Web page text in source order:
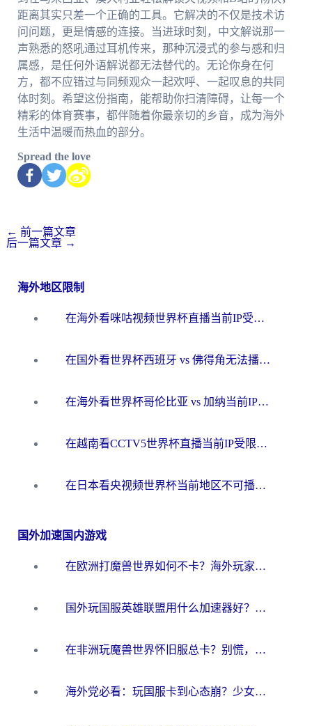
距离其实只差一个正确的工具。它解决的不仅是技术访
问问题，更是情感的连接。当进球时刻，中文解说那一
声熟悉的怒吼通过耳机传来，那种沉浸式的参与感和归
属感，是任何外语解说都无法替代的。无论你身在何
方，都不应错过与同频观众一起欢呼、一起叹息的共同
体时刻。希望这份指南，能帮助你扫清障碍，让每一个
精彩的体育赛事，都伴随着你最亲切的乡音，成为海外
生活中温暖而热血的部分。
Spread the love
← 前一篇文章
后一篇文章 →
海外地区限制
在海外看咪咕视频世界杯直播当前IP受限制？这篇指南帮你搞定所有体育赛事观看难题
在国外看世界杯西班牙 vs 佛得角无法播放？这篇指南帮你解锁所有中文体育直播
在海外看世界杯哥伦比亚 vs 加纳当前IP受限制？这篇指南帮你流畅看中文解说赛事
在越南看CCTV5世界杯直播当前IP受限制？海外党体育观赛终极指南来了
在日本看央视频世界杯当前地区不可播放？海外党体育观赛终极指南
国外加速国内游戏
在欧洲打魔兽世界如何不卡？海外玩家的国服游戏加速终极攻略
国外玩国服英雄联盟用什么加速器好？海外党亲测有效的国服游戏加速指南
在非洲玩魔兽世界怀旧服总卡？别慌，这份指南帮你丝滑开荒
海外党必看：玩国服卡到心态崩？少女前线云图计划加速器免费推荐+碧蓝航线足球世界流畅攻略